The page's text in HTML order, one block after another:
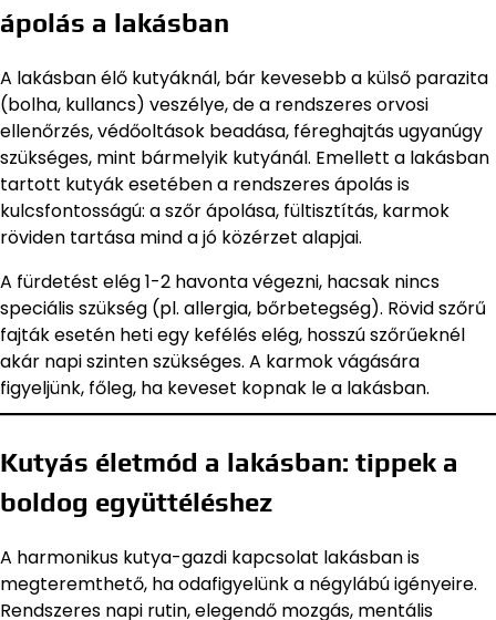
ápolás a lakásban
A lakásban élő kutyáknál, bár kevesebb a külső parazita
(bolha, kullancs) veszélye, de a rendszeres orvosi
ellenőrzés, védőoltások beadása, féreghajtás ugyanúgy
szükséges, mint bármelyik kutyánál. Emellett a lakásban
tartott kutyák esetében a rendszeres ápolás is
kulcsfontosságú: a szőr ápolása, fültisztítás, karmok
röviden tartása mind a jó közérzet alapjai.
A fürdetést elég 1-2 havonta végezni, hacsak nincs
speciális szükség (pl. allergia, bőrbetegség). Rövid szőrű
fajták esetén heti egy kefélés elég, hosszú szőrűeknél
akár napi szinten szükséges. A karmok vágására
figyeljünk, főleg, ha keveset kopnak le a lakásban.
Kutyás életmód a lakásban: tippek a
boldog együttéléshez
A harmonikus kutya-gazdi kapcsolat lakásban is
megteremthető, ha odafigyelünk a négylábú igényeire.
Rendszeres napi rutin, elegendő mozgás, mentális